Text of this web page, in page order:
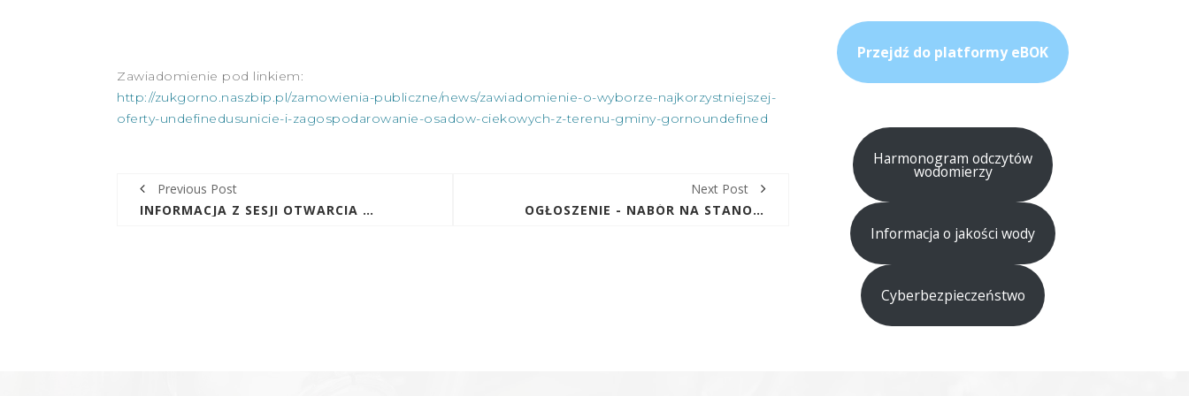
GMINY GÓRNO”
Zawiadomienie pod linkiem:
http://zukgorno.naszbip.pl/zamowienia-publiczne/news/zawiadomienie-o-wyborze-najkorzystniejszej-
oferty-undefinedusunicie-i-zagospodarowanie-osadow-ciekowych-z-terenu-gminy-gornoundefined
Previous Post
INFORMACJA Z SESJI OTWARCIA OFERT ZADANIA „USUNIĘCIE I ZAGOSPODAROWANIE OSADÓW ŚCIEKOWYCH Z TERENU GMINY GÓRNO”
Next Post
OGŁOSZENIE - NABÓR NA STANOWISKO - GŁÓWNY KSIĘGOWY
Przejdź do platformy eBOK
Harmonogram odczytów
wodomierzy
Informacja o jakości wody
Cyberbezpieczeństwo